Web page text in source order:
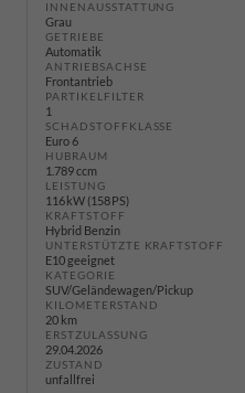
INNENAUSSTATTUNG
Grau
GETRIEBE
Automatik
ANTRIEBSACHSE
Frontantrieb
PARTIKELFILTER
1
SCHADSTOFFKLASSE
Euro 6
HUBRAUM
1.789 ccm
LEISTUNG
116 kW (158 PS)
KRAFTSTOFF
Hybrid Benzin
UNTERSTÜTZTE KRAFTSTOFF
E10 geeignet
KATEGORIE
SUV/Geländewagen/Pickup
KILOMETERSTAND
20 km
ERSTZULASSUNG
29.04.2026
ZUSTAND
unfallfrei